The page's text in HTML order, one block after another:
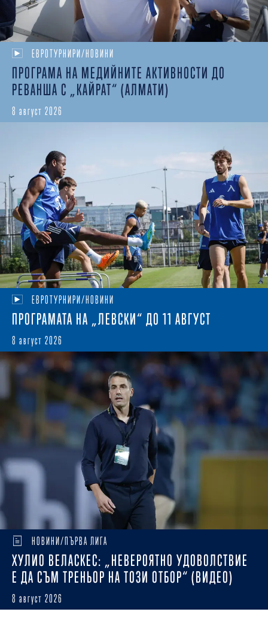
ЕВРОТУРНИРИ/НОВИНИ
ПРОГРАМА НА МЕДИЙНИТЕ АКТИВНОСТИ ДО
РЕВАНША С „КАЙРАТ“ (АЛМАТИ)
8 август 2026
ЕВРОТУРНИРИ/НОВИНИ
ПРОГРАМАТА НА „ЛЕВСКИ“ ДО 11 АВГУСТ
8 август 2026
НОВИНИ/ПЪРВА ЛИГА
ХУЛИО ВЕЛАСКЕС: „НЕВЕРОЯТНО УДОВОЛСТВИЕ
Е ДА СЪМ ТРЕНЬОР НА ТОЗИ ОТБОР“ (ВИДЕО)
8 август 2026